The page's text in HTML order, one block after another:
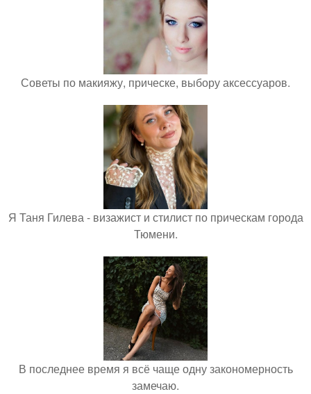
Советы по макияжу, прическе, выбору аксессуаров.
Я Таня Гилева - визажист и стилист по прическам города
Тюмени.
В последнее время я всё чаще одну закономерность
замечаю.